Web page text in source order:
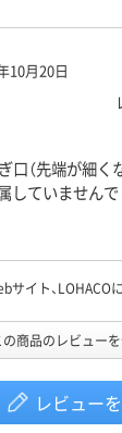
10月20日
口（先端が細
していません
ついてきたもの
。「香りはあ
さんにとっては
サイト、LOHACO
の商品のレビュー
レビュー